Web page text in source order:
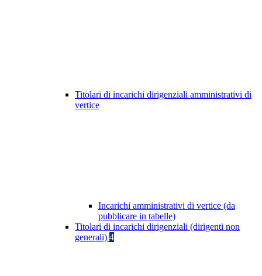
Titolari di incarichi dirigenziali amministrativi di
vertice
Incarichi amministrativi di vertice (da
pubblicare in tabelle)
Titolari di incarichi dirigenziali (dirigenti non
generali) 4